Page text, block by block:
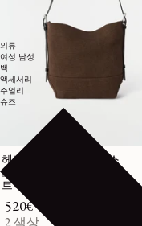
의류
여성 남성
백
액세서리
주얼리
슈즈
헤비 에코 코튼 캔버스
소재의 스몰 벨티드 토
트백
정가
520€
2 색상